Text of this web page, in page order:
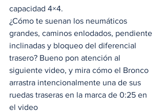
capacidad 4×4.
¿Cómo te suenan los neumáticos
grandes, caminos enlodados, pendiente
inclinadas y bloqueo del diferencial
trasero? Bueno pon atención al
siguiente video, y mira cómo el Bronco
arrastra intencionalmente una de sus
ruedas traseras en la marca de 0:25 en
el video